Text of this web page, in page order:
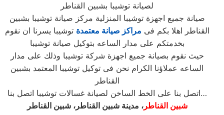
لصيانة توشيبا بشبين القناطر
صيانة جميع اجهزة توشيبا المنزلية مركز صيانة توشيبا بشبين
القناطر اهلا بكم فى مراكز صيانة معتمدة توشيبا يسرنا ان نقوم
بخدمتكم على مدار الساعه بتوكيل صيانة توشيبا
حيث نقوم بصيانة جميع اجهزة شركة توشيبا وذلك على مدار
الساعه عملاؤنا الكرام نحن فى توكيل توشيبا المعتمد بشبين
القناطر
اتصل بنا على الخط الساخن لصيانة غسالات توشيبا اتصل بنا…
شبين القناطر، مدينة شبين القناطر، شبين القناطر